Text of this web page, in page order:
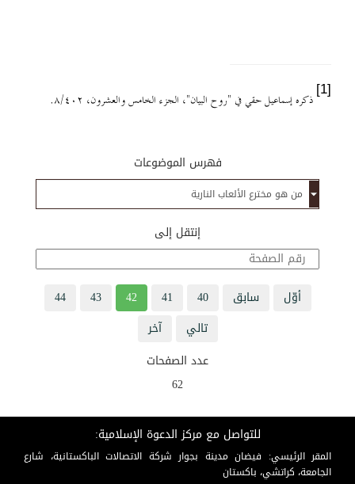
[1]
ذكرهإسماعيل حقي في "روح البيان"، الجزء الخامس والعشرون، ٨/٤٠٢.
فهرس الموضوعات
إنتقل إلى
أوّل سابق 40
41
42
43
44
تالي
آخر
عدد الصفحات
62
للتواصل مع مركز الدعوة الإسلامية:
المقر الرئيسي: فيضان مدينة بجوار شركة الاتصالات الباكستانية، شارع
الجامعة، كراتشي، باكستان